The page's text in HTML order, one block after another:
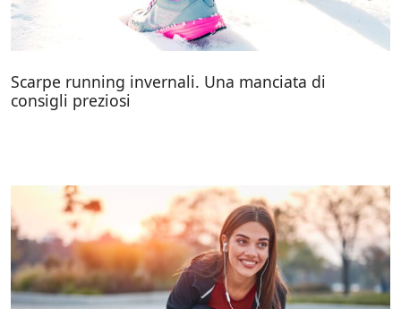
Scarpe running invernali. Una manciata di
consigli preziosi